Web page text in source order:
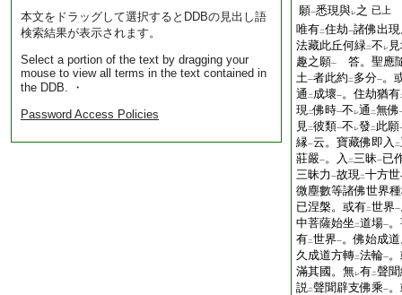
本文をドラッグして選択するとDDBの見出し語
検索結果が表示されます。
Select a portion of the text by dragging your
mouse to view all terms in the text contained in
the DDB. ・
Password Access Policies
願一悉現與レ之 已上
唯有二住劫一諸佛出
法藏此丘何緑二不 レ
趣之願一
答。聖應
土一者此約 二 多分一。
通 二 成壞一。住劫猶有
現二佛時一不 レ通 二無佛
見二彼類一不 レ發 二 此願
縁一云。寶藏佛即入 二
莊嚴一。入 二三昧一已
三昧力 一故現二十方
微塵數等諸佛世界
已涅槃。或有二世界一
中菩薩始坐 二道場一
有二世界一。佛始成
久成道方轉二法輪一
滿其國。無レ有二聲
説二聲聞辟支佛乘一